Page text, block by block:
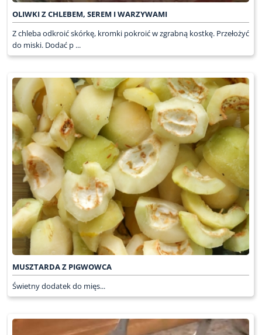
OLIWKI Z CHLEBEM, SEREM I WARZYWAMI
Z chleba odkroić skórkę, kromki pokroić w zgrabną kostkę. Przełożyć
do miski. Dodać p ...
MUSZTARDA Z PIGWOWCA
Świetny dodatek do mięs...